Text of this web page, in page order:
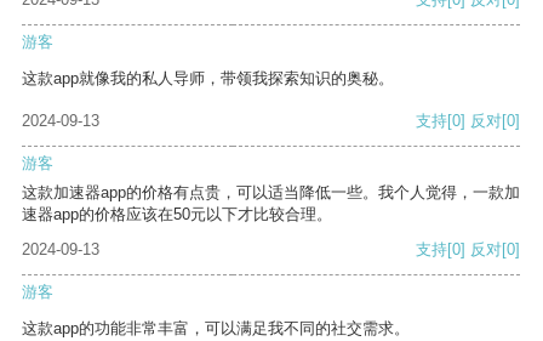
游客
这款app就像我的私人导师，带领我探索知识的奥秘。
2024-09-13 支持[0] 反对[0]
游客
这款加速器app的价格有点贵，可以适当降低一些。我个人觉得，一款加
速器app的价格应该在50元以下才比较合理。
2024-09-13
支持[0] 反对[0]
游客
这款app的功能非常丰富，可以满足我不同的社交需求。